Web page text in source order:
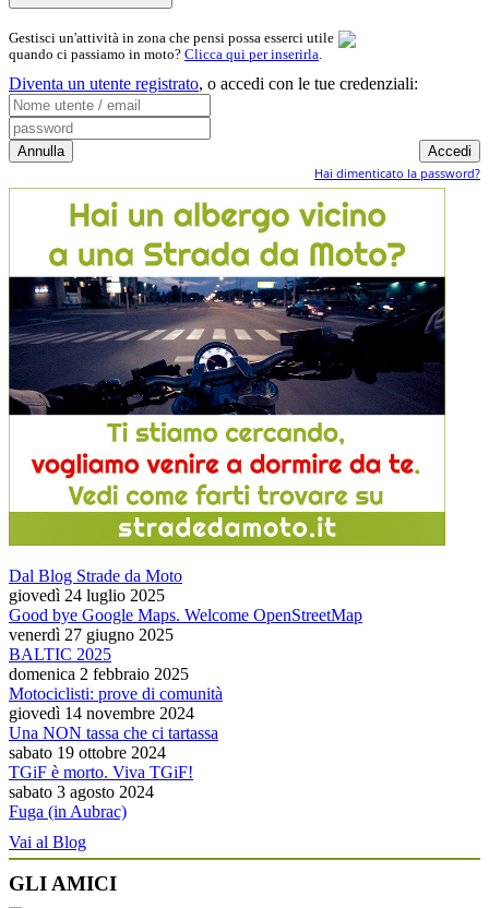
Gestisci un'attività in zona che pensi possa esserci utile
quando ci passiamo in moto? Clicca qui per inserirla.
Diventa un utente registrato, o accedi con le tue credenziali:
Hai dimenticato la password?
Dal Blog Strade da Moto
giovedì 24 luglio 2025
Good bye Google Maps. Welcome OpenStreetMap
venerdì 27 giugno 2025
BALTIC 2025
domenica 2 febbraio 2025
Motociclisti: prove di comunità
giovedì 14 novembre 2024
Una NON tassa che ci tartassa
sabato 19 ottobre 2024
TGiF è morto. Viva TGiF!
sabato 3 agosto 2024
Fuga (in Aubrac)
Vai al Blog
GLI AMICI